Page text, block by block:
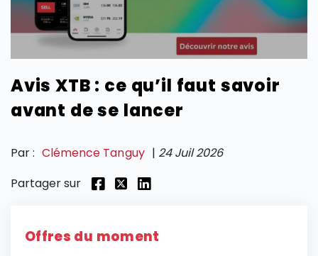
CATÉGORIES
SECTIONS
Avis XTB : ce qu’il faut savoir
avant de se lancer
Par : Clémence Tanguy | 24 Juil 2026
Partager sur
Offres du moment